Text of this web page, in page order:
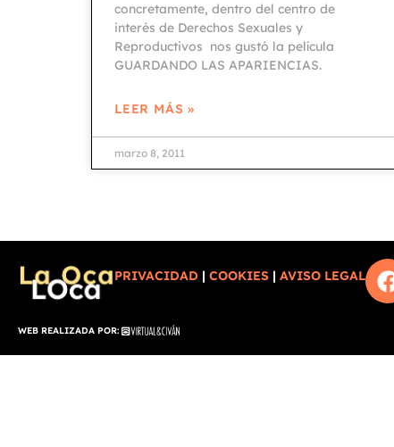
concretamente, dentro del centro de
interés de Derechos Sexuales y
Reproductivos nos gustó la película
GUARDANDO LAS APARIENCIAS.
LEER MÁS »
marzo 8, 2011
PRIVACIDAD |COOKIES |AVISO LEGAL
WEB REALIZADA POR: